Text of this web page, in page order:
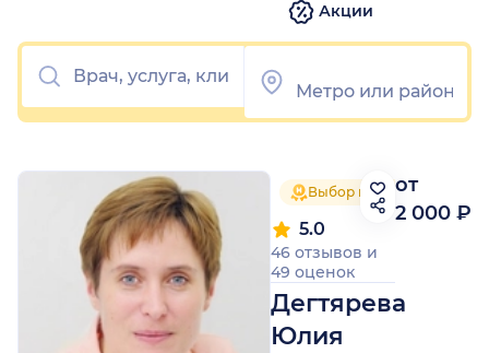
Акции
Выбор пациентов 2025
Дегтярева
Юлия
5.0
46 отзывов и
49 оценок
от
2 000 ₽